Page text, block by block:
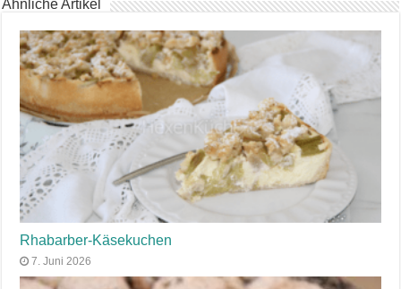
Ähnliche Artikel
Rhabarber-Käsekuchen
7. Juni 2026